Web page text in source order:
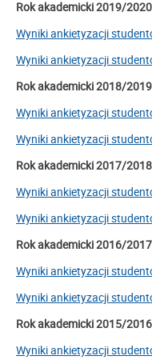
Rok akademicki 2019/2020
Wyniki ankietyzacji
Wyniki ankietyzacji
Rok akademicki 2018/2019
Wyniki ankietyzacji
Wyniki ankietyzacji
Rok akademicki 2017/2018
Wyniki ankietyzacji
Wyniki ankietyzacji
Rok akademicki 2016/2017
Wyniki ankietyzacji
Wyniki ankietyzacji
Rok akademicki 2015/2016
Wyniki ankietyzacji